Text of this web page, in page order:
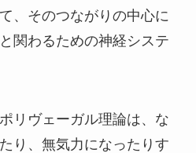
、そのつながりの中心に
関わるための神経システ
リヴェーガル理論は、な
り、無気力になったりす